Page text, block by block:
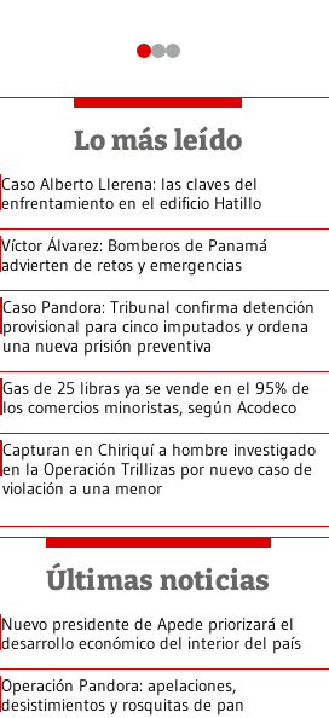
Lo más leído
Caso Alberto Llerena: las claves del
enfrentamiento en el edificio Hatillo
Víctor Álvarez: Bomberos de Panamá
advierten de retos y emergencias
Caso Pandora: Tribunal confirma detención
provisional para cinco imputados y ordena
una nueva prisión preventiva
Gas de 25 libras ya se vende en el 95% de
los comercios minoristas, según Acodeco
Capturan en Chiriquí a hombre investigado
en la Operación Trillizas por nuevo caso de
violación a una menor
Últimas noticias
Nuevo presidente de Apede priorizará el
desarrollo económico del interior del país
Operación Pandora: apelaciones,
desistimientos y rosquitas de pan